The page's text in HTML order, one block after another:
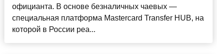
официанта. В основе безналичных чаевых —
специальная платформа Mastercard Transfer HUB, на
которой в России реа...